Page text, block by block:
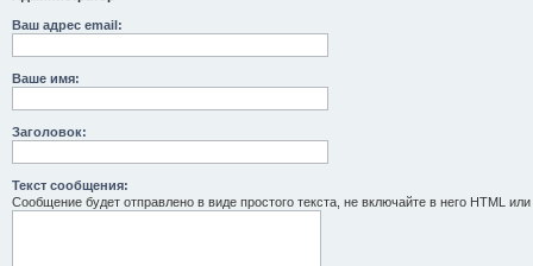
Ваш адрес email:
Ваше имя:
Заголовок:
Текст сообщения:
Сообщение будет отправлено в виде простого текста, не включайте в него HTML